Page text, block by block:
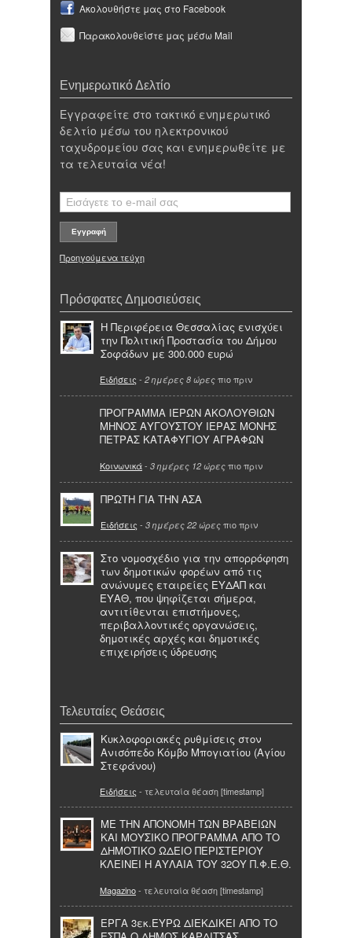
Ακολουθήστε μας στο Facebook
Παρακολουθείστε μας μέσω Mail
Ενημερωτικό Δελτίο
Εγγραφείτε στο τακτικό ενημερωτικό
δελτίο μέσω του ηλεκτρονικού
ταχυδρομείου σας και ενημερωθείτε με
τα τελευταία νέα!
Προηγούμενα τεύχη
Πρόσφατες Δημοσιεύσεις
Η Περιφέρεια Θεσσαλίας ενισχύει
την Πολιτική Προστασία του Δήμου
Σοφάδων με 300.000 ευρώ
Ειδήσεις - 2 ημέρες 8 ώρες πιο πριν
ΠΡΟΓΡΑΜΜΑ ΙΕΡΩΝ ΑΚΟΛΟΥΘΙΩΝ
ΜΗΝΟΣ ΑΥΓΟΥΣΤΟΥ ΙΕΡΑΣ ΜΟΝΗΣ
ΠΕΤΡΑΣ ΚΑΤΑΦΥΓΙΟΥ ΑΓΡΑΦΩΝ
Κοινωνικά- 3 ημέρες 12 ώρες πιο πριν
ΠΡΩΤΗ ΓΙΑ ΤΗΝ ΑΣΑ
Ειδήσεις - 3 ημέρες 22 ώρες πιο πριν
Στο νομοσχέδιο για την απορρόφηση
των δημοτικών φορέων από τις
ανώνυμες εταιρείες ΕΥΔΑΠ και
ΕΥΑΘ, που ψηφίζεται σήμερα,
αντιτίθενται επιστήμονες,
περιβαλλοντικές οργανώσεις,
δημοτικές αρχές και δημοτικές
επιχειρήσεις ύδρευσης
Τελευταίες Θεάσεις
Κυκλοφοριακές ρυθμίσεις στον
Ανισόπεδο Κόμβο Μπογιατίου (Αγίου
Στεφάνου)
Ειδήσεις - τελευταία θέαση [timestamp]
ΜΕ ΤΗΝ ΑΠΟΝΟΜΗ ΤΩΝ ΒΡΑΒΕΙΩΝ
ΚΑΙ ΜΟΥΣΙΚΟ ΠΡΟΓΡΑΜΜΑ ΑΠΟ ΤΟ
ΔΗΜΟΤΙΚΟ ΩΔΕΙΟ ΠΕΡΙΣΤΕΡΙΟΥ
ΚΛΕΙΝΕΙ Η ΑΥΛΑΙΑ ΤΟΥ 32ΟΥ Π.Φ.Ε.Θ.
Magazino- τελευταία θέαση [timestamp]
ΕΡΓΑ 3εκ.ΕΥΡΩ ΔΙΕΚΔΙΚΕΙ ΑΠΟ ΤΟ